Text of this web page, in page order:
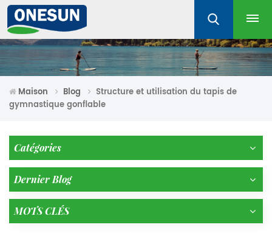
Maison Blog
Structure et utilisation du tapis de
gymnastique gonflable
Catégories
Dernier Blog
MOTS CLÉS